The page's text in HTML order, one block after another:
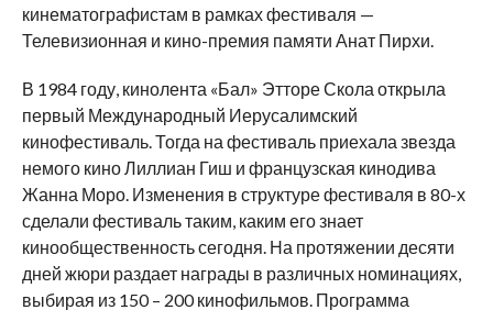
кинематографистам в рамках фестиваля —
Телевизионная и кино-премия памяти Анат Пирхи.
В 1984 году, кинолента «Бал» Этторе Скола открыла
первый Международный Иерусалимский
кинофестиваль. Тогда на фестиваль приехала звезда
немого кино Лиллиан Гиш и французская кинодива
Жанна Моро. Изменения в структуре фестиваля в 80-х
сделали фестиваль таким, каким его знает
кинообщественность сегодня. На протяжении десяти
дней жюри раздает награды в различных номинациях,
выбирая из 150 – 200 кинофильмов. Программа